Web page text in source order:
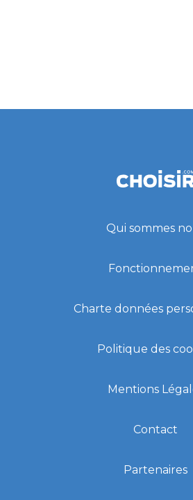
Qui sommes
Charte données
Politique des
Mentions
Contact
Partenaires